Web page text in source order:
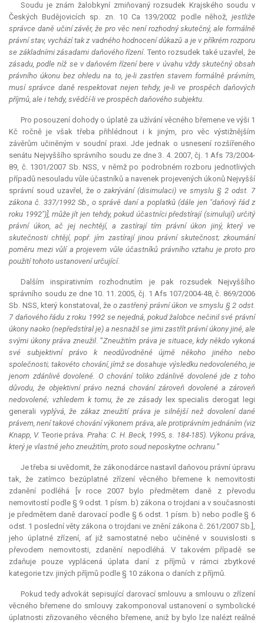
Soudu je znám žalobkyní zmiňovaný rozsudek Krajského soudu v
Českých Budějovicích sp. zn. 10 Ca 139/2002 podle něhož, jestliže
správce daně učiní závěr, že pro věc není rozhodný skutečný, ale formálně
právní stav, vychází tak z vadného hodnocení důkazů a je v příkrém rozporu
se základními zásadami daňového řízení. Tento rozsudek také uzavřel, že
zásadu, podle níž se v daňovém řízení bere v úvahu vždy skutečný obsah
právního úkonu bez ohledu na to, je-li zastřen stavem formálně právním,
musí správce daně respektovat nejen tehdy, je-li ve prospěch daňových
příjmů, ale i tehdy, svědčí-li ve prospěch daňového subjektu.
Pro posouzení dohody o úplatě za užívání věcného břemene ve výši 1
Kč ročně je však třeba přihlédnout i k jiným, pro věc výstižnějším
závěrům učiněným v soudní praxi. Jde jednak o usnesení rozšířeného
senátu Nejvyššího správního soudu ze dne 3. 4. 2007, čj. 1 Afs 73/2004-
89, č. 1301/2007 Sb. NSS, v němž po podrobném rozboru jednotlivých
případů nesouladu vůle účastníků a navenek projevených úkonů Nejvyšší
správní soud uzavřel, že o zakrývání (disimulaci) ve smyslu § 2 odst. 7
zákona č. 337/1992 Sb., o správě daní a poplatků (dále jen "daňový řád z
roku 1992")], může jít jen tehdy, pokud účastníci předstírají (simulují) určitý
právní úkon, ač jej nechtějí, a zastírají tím právní úkon jiný, který ve
skutečnosti chtějí, popř. jím zastírají jinou právní skutečnost; zkoumání
poměru mezi vůlí a projevem vůle účastníků právního vztahu je proto pro
použití tohoto ustanovení určující.
Dalším inspirativním rozhodnutím je pak rozsudek Nejvyššího
správního soudu ze dne 10. 11. 2005, čj. 1 Afs 107/2004-48, č. 869/2006
Sb. NSS, který konstatoval, že o zastřený právní úkon ve smyslu § 2 odst.
7 daňového řádu z roku 1992 se nejedná, pokud žalobce nečinil své právní
úkony naoko (nepředstíral je) a nesnažil se jimi zastřít právní úkony jiné, ale
svými úkony práva zneužil. "Zneužitím práva je situace, kdy někdo vykoná
své subjektivní právo k neodůvodněné újmě někoho jiného nebo
společnosti; takovéto chování, jímž se dosahuje výsledku nedovoleného, je
jenom zdánlivě dovolené. O chování toliko zdánlivě dovolené jde z toho
důvodu, že objektivní právo nezná chování zároveň dovolené a zároveň
nedovolené; vzhledem k tomu, že ze zásady
lex specialis derogat legi
generali vyplývá, že zákaz zneužití práva je silnější než dovolení dané
právem, není takové chování výkonem práva, ale protiprávním jednáním (viz
Knapp, V. Teorie práva. Praha: C. H. Beck, 1995, s. 184-185). Výkonu práva,
který je vlastně jeho zneužitím, proto soud neposkytne ochranu."
Je třeba si uvědomit, že zákonodárce nastavil daňovou právní úpravu
tak, že zatímco bezúplatné zřízení věcného břemene k nemovitosti
zdanění podléhá [v roce 2007 bylo předmětem daně z převodu
nemovitostí podle § 9 odst. 1 písm. b) zákona o trojdani a v současnosti
je předmětem daně darovací podle § 6 odst. 1 písm. b) nebo podle § 6
odst. 1 poslední věty zákona o trojdani ve znění zákona č. 261/2007 Sb.],
jeho úplatné zřízení, ať již samostatné nebo učiněné v souvislosti s
převodem nemovitosti, zdanění nepodléhá. V takovém případě se
zdaňuje pouze vyplácená úplata daní z příjmů v rámci zbytkové
kategorie tzv. jiných příjmů podle § 10 zákona o daních z příjmů.
Pokud tedy advokát sepisující darovací smlouvu a smlouvu o zřízení
věcného břemene do smlouvy zakomponoval ustanovení o symbolické
úplatnosti zřizovaného věcného břemene, aniž by bylo lze nalézt reálné